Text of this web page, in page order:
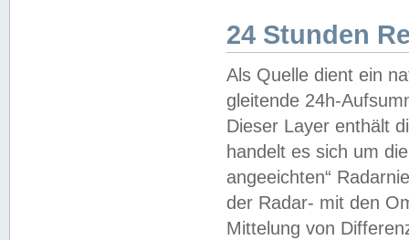
24 Stunden
Als Quelle dient ein
gleitende 24h-
Dieser Layer enthält
handelt es sich um
angeeichten“
der Radar- mit den
Mittelung von